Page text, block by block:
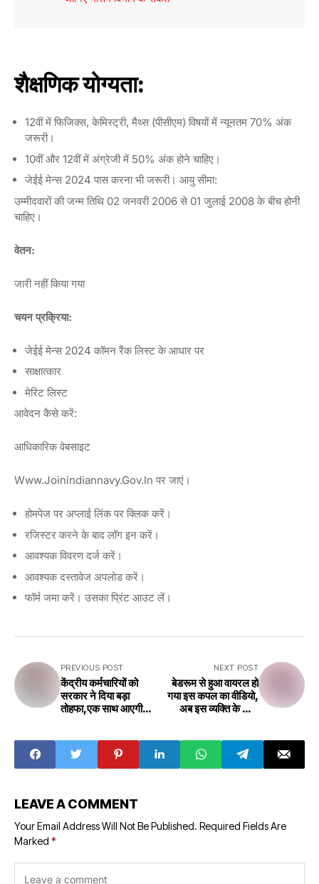
शैक्षणिक योग्यता:
12वीं में फिजिक्स, केमिस्ट्री, मैथ्स (पीसीएम) विषयों में न्यूनतम 70% अंक
जरूरी।
10वीं और 12वीं में अंग्रेजी में 50% अंक होने चाहिए।
जेईई मेन्स 2024 पास करना भी जरूरी। आयु सीमा:
उम्मीदवारों की जन्म तिथि 02 जनवरी 2006 से 01 जुलाई 2008 के बीच होनी
चाहिए।
वेतन:
जारी नहीं किया गया
चयन प्रक्रिया:
जेईई मेन्स 2024 कॉमन रैंक लिस्ट के आधार पर
साक्षात्कार
मेरिट लिस्ट
आवेदन कैसे करें:
आधिकारिक वेबसाइट
Www.joinindiannavy.gov.in पर जाएं।
होमपेज पर अप्लाई लिंक पर क्लिक करें।
रजिस्टर करने के बाद लॉग इन करें।
आवश्यक विवरण दर्ज करें।
आवश्यक दस्तावेज अपलोड करें।
फॉर्म जमा करें। उसका प्रिंट आउट लें।
PREVIOUS POST
केंद्रीय कर्मचारियों को
सरकार ने दिया बड़ा
तोहफा,एक साथ आएगी
NEXT POST
बेडरूम से हुआ वायरल हो
गया इस कपल का वीडियो,
अब इस व्यक्ति के साथ
LEAVE A COMMENT
Your Email Address Will Not Be Published. Required Fields Are
Marked *